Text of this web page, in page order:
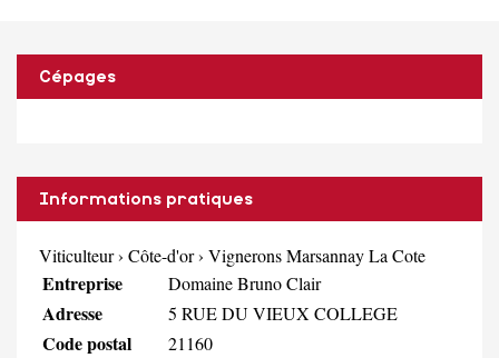
Cépages
Informations pratiques
Viticulteur› Côte-d'or› Vignerons Marsannay La Cote
Entreprise Domaine Bruno Clair
Adresse 5 RUE DU VIEUX COLLEGE
Code postal 21160